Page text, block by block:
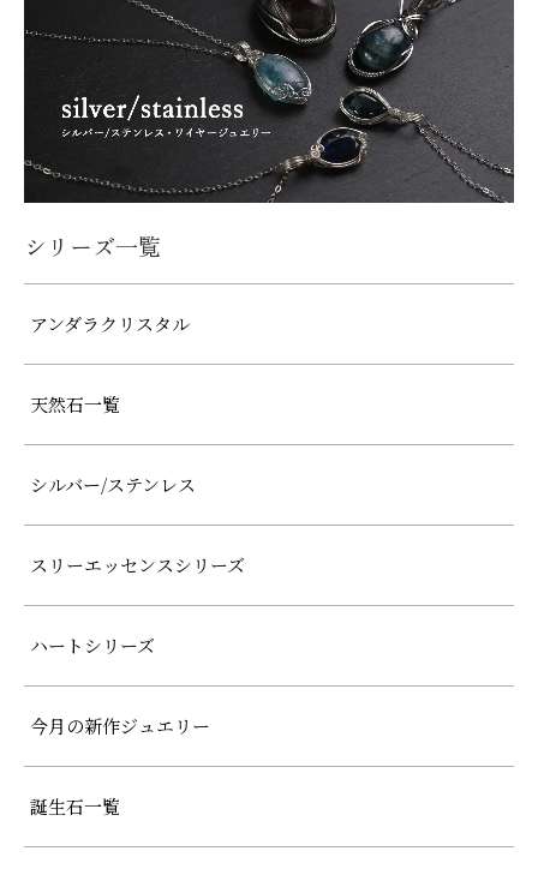
シリーズ一覧
アンダラクリスタル
天然石一覧
シルバー/ステンレス
スリーエッセンスシリーズ
ハートシリーズ
今月の新作ジュエリー
誕生石一覧